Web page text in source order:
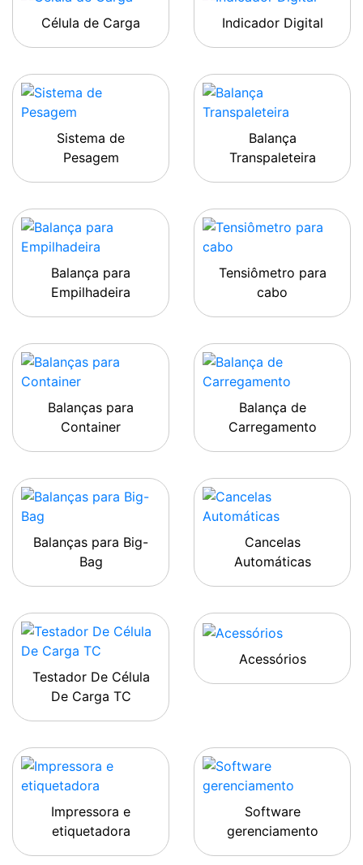
Célula de Carga Indicador Digital
Sistema de
Pesagem
Balança
Transpaleteira
Balança para
Empilhadeira
Tensiômetro para
cabo
Balanças para
Container
Balança de
Carregamento
Balanças para Big-
Bag
Cancelas
Automáticas
Testador De Célula
De Carga TC
Acessórios
Impressora e
etiquetadora
Software
gerenciamento